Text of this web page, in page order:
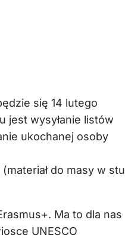
się 14 lutego
jest wysyłanie listów
ukochanej osoby
do masy w stu
Ma to dla nas
UNESCO